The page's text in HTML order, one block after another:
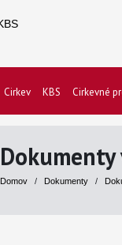
Cirkev KBS Cirkevné
Domov / Dokumenty /